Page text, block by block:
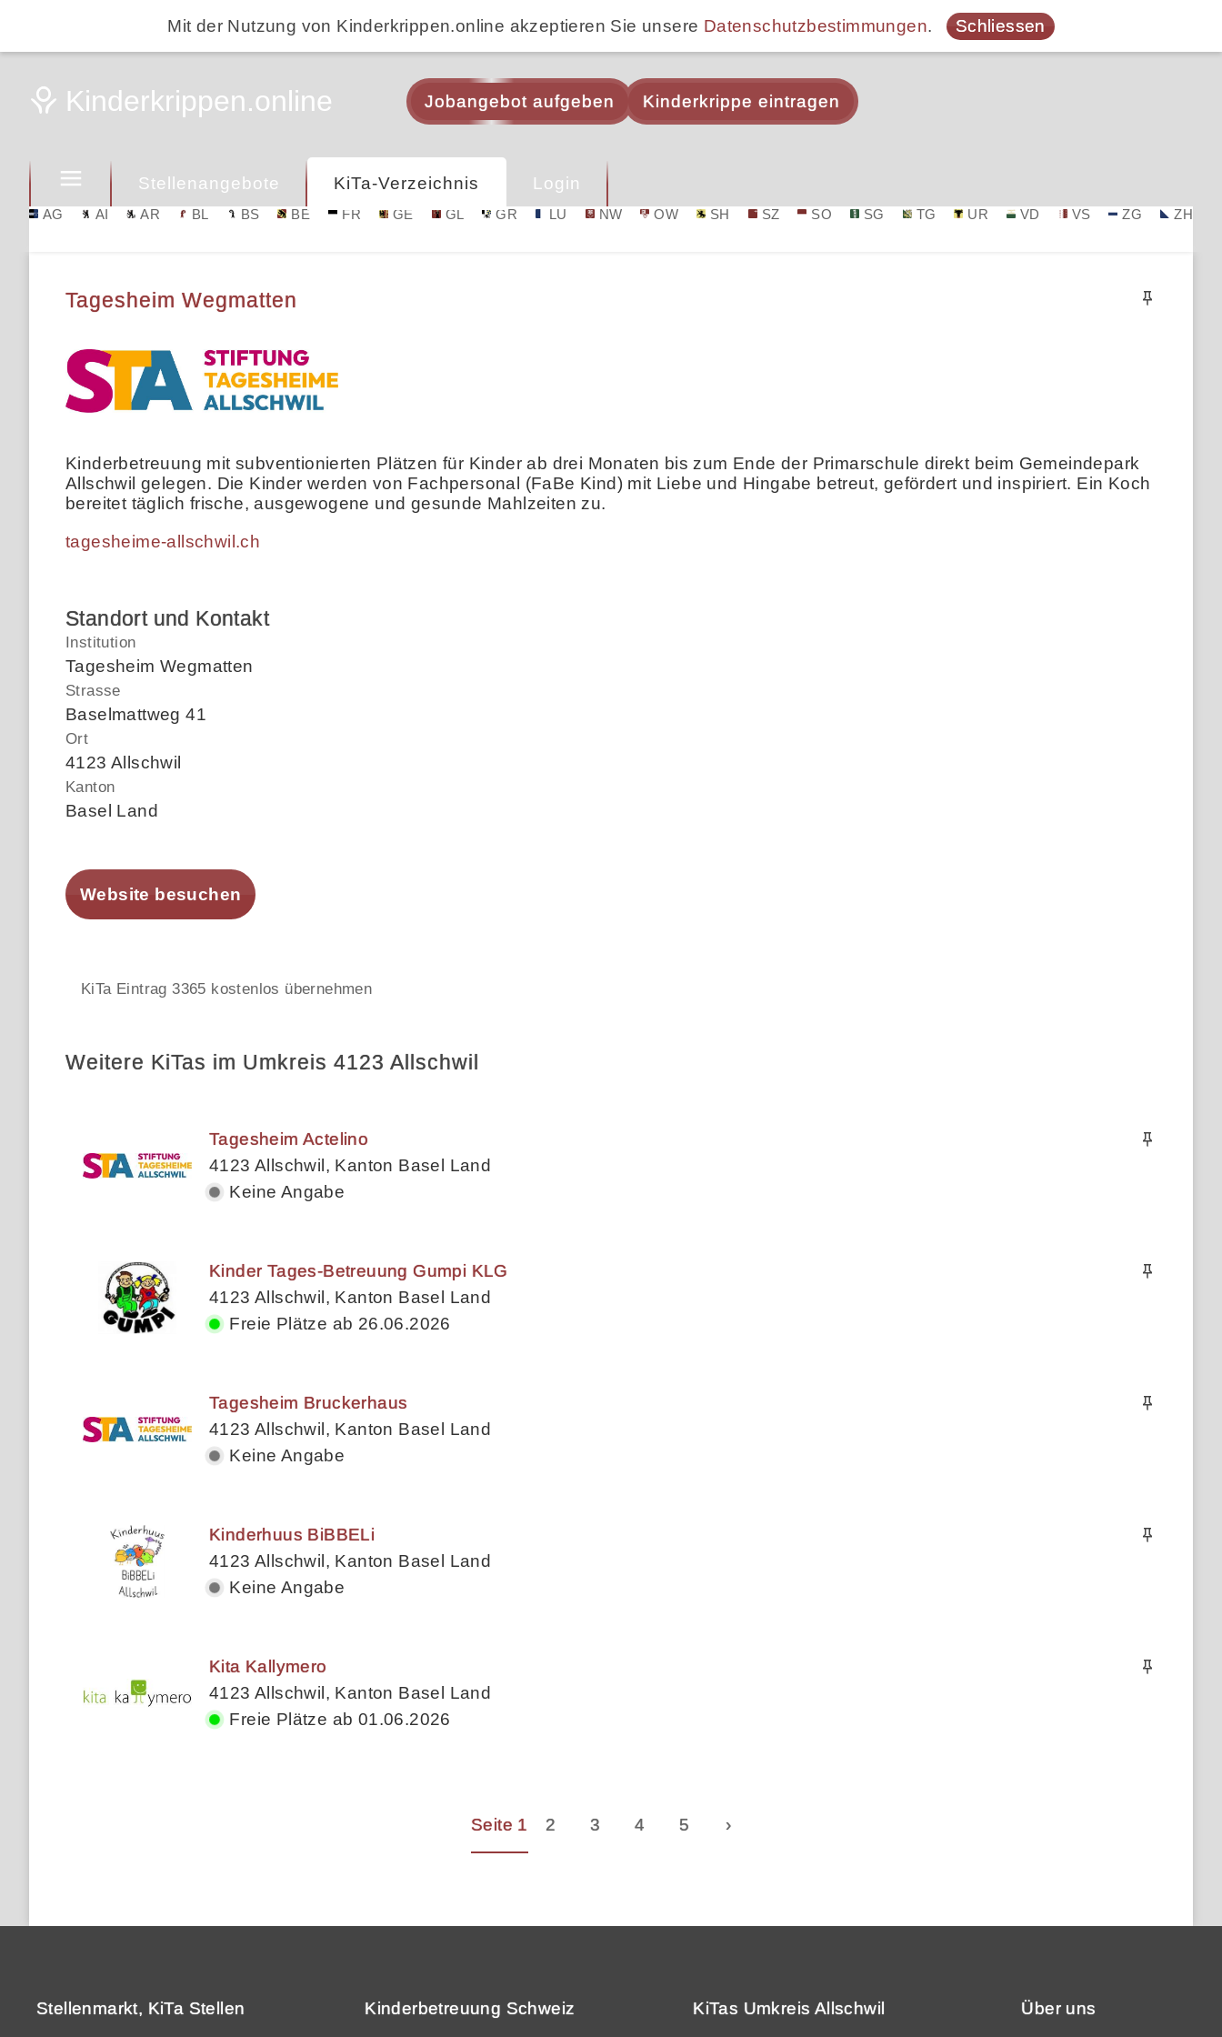
Mit der Nutzung von Kinderkrippen.online akzeptieren Sie unsere Datenschutzbestimmungen. Schliessen
Jobangebot aufgeben Kinderkrippe eintragen
Stellenangebote KiTa-Verzeichnis Login
AG AI AR BL BS BE FR GE GL GR LU NW OW SH SZ SO SG TG UR VD VS ZG ZH
Tagesheim Wegmatten
Kinderbetreuung mit subventionierten Plätzen für Kinder ab drei Monaten bis zum Ende der Primarschule direkt beim Gemeindepark
Allschwil gelegen. Die Kinder werden von Fachpersonal (FaBe Kind) mit Liebe und Hingabe betreut, gefördert und inspiriert. Ein Koch
bereitet täglich frische, ausgewogene und gesunde Mahlzeiten zu.
tagesheime-allschwil.ch
Standort und Kontakt
Institution
Tagesheim Wegmatten
Strasse
Baselmattweg 41
Ort
4123 Allschwil
Kanton
Basel Land
Website besuchen
KiTa Eintrag 3365 kostenlos übernehmen
Weitere KiTas im Umkreis 4123 Allschwil
Tagesheim Actelino
4123 Allschwil, Kanton Basel Land
Keine Angabe
Kinder Tages-Betreuung Gumpi KLG
4123 Allschwil, Kanton Basel Land
Freie Plätze ab 26.06.2026
Tagesheim Bruckerhaus
4123 Allschwil, Kanton Basel Land
Keine Angabe
Kinderhuus BiBBELi
4123 Allschwil, Kanton Basel Land
Keine Angabe
Kita Kallymero
4123 Allschwil, Kanton Basel Land
Freie Plätze ab 01.06.2026
Seite 1 2 3 4 5 ›
Stellenmarkt, KiTa Stellen Kinderbetreuung Schweiz KiTas Umkreis Allschwil Über uns